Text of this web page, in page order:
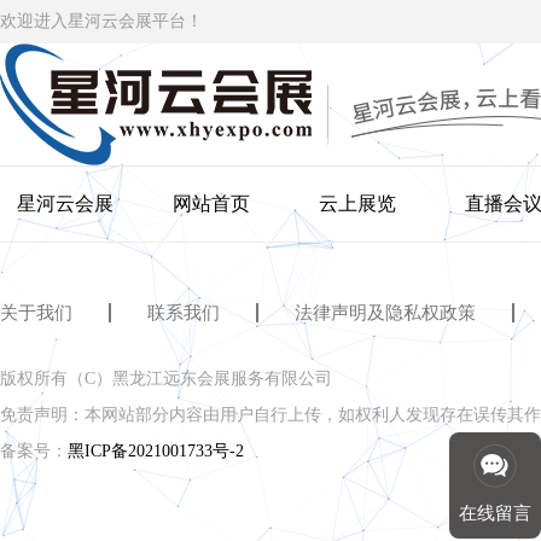
欢迎进入星河云会展平台！
星河云会展 网站首页 云上展览 直播会议
关于我们 联系我们 法律声明及隐私权政策
版权所有（C）黑龙江远东会展服务有限公司
免责声明：本网站部分内容由用户自行上传，如权利人发现存在误传其
备案号： 黑ICP备2021001733号-2
在线留言